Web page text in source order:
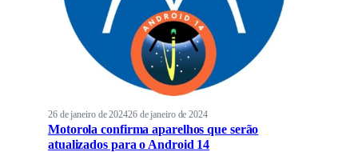
26 de janeiro de 202426 de janeiro de 2024
Motorola confirma aparelhos que serão
atualizados para o Android 14